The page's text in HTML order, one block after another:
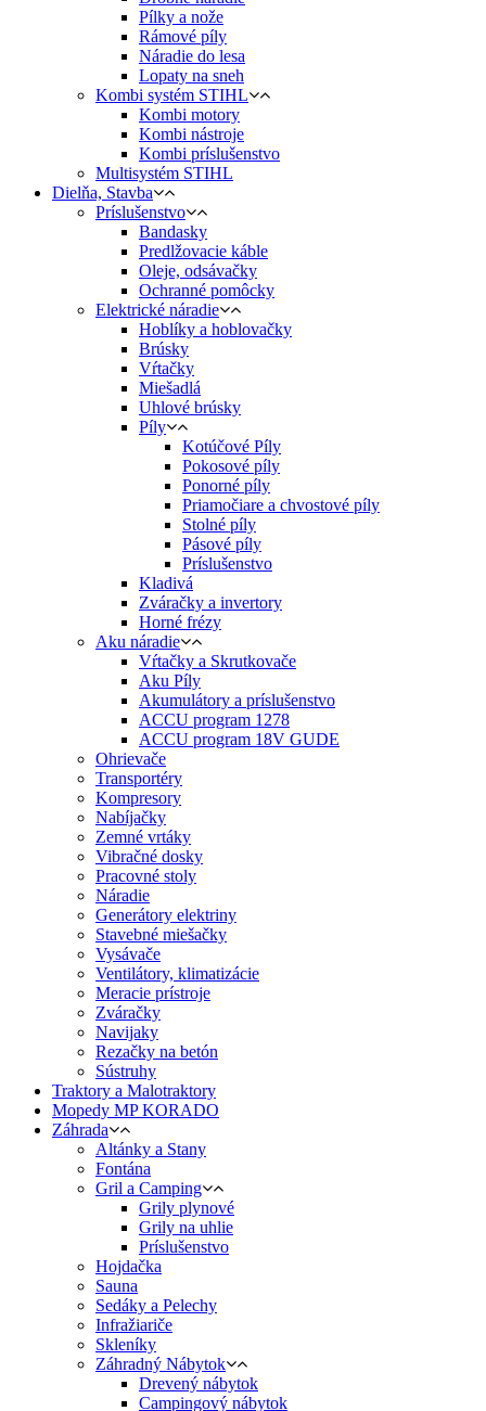
Pílky a nože
Rámové píly
Náradie do lesa
Lopaty na sneh
Kombi systém STIHL
Kombi motory
Kombi nástroje
Kombi príslušenstvo
Multisystém STIHL
Dielňa, Stavba
Príslušenstvo
Bandasky
Predlžovacie káble
Oleje, odsávačky
Ochranné pomôcky
Elektrické náradie
Hoblíky a hoblovačky
Brúsky
Vŕtačky
Miešadlá
Uhlové brúsky
Píly
Kotúčové Píly
Pokosové píly
Ponorné píly
Priamočiare a chvostové píly
Stolné píly
Pásové píly
Príslušenstvo
Kladivá
Zváračky a invertory
Horné frézy
Aku náradie
Vŕtačky a Skrutkovače
Aku Píly
Akumulátory a príslušenstvo
ACCU program 1278
ACCU program 18V GUDE
Ohrievače
Transportéry
Kompresory
Nabíjačky
Zemné vrtáky
Vibračné dosky
Pracovné stoly
Náradie
Generátory elektriny
Stavebné miešačky
Vysávače
Ventilátory, klimatizácie
Meracie prístroje
Zváračky
Navijaky
Rezačky na betón
Sústruhy
Traktory a Malotraktory
Mopedy MP KORADO
Záhrada
Altánky a Stany
Fontána
Gril a Camping
Grily plynové
Grily na uhlie
Príslušenstvo
Hojdačka
Sauna
Sedáky a Pelechy
Infražiariče
Skleníky
Záhradný Nábytok
Drevený nábytok
Campingový nábytok